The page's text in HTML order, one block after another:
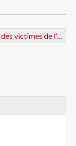
Fonds du Comité d'aide et d'orientation des victimes de l'amiante